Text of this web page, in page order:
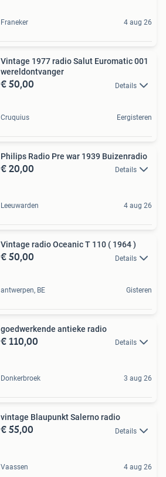
Franeker 4 aug 26
Vintage 1977 radio Salut Euromatic 001
wereldontvanger
€ 50,00 Details
Cruquius Eergisteren
Philips Radio Pre war 1939 Buizenradio
€ 20,00 Details
Leeuwarden 4 aug 26
Vintage radio Oceanic T 110 ( 1964 )
€ 50,00 Details
antwerpen, BE Gisteren
goedwerkende antieke radio
€ 110,00 Details
Donkerbroek 3 aug 26
vintage Blaupunkt Salerno radio
€ 55,00 Details
Vaassen 4 aug 26